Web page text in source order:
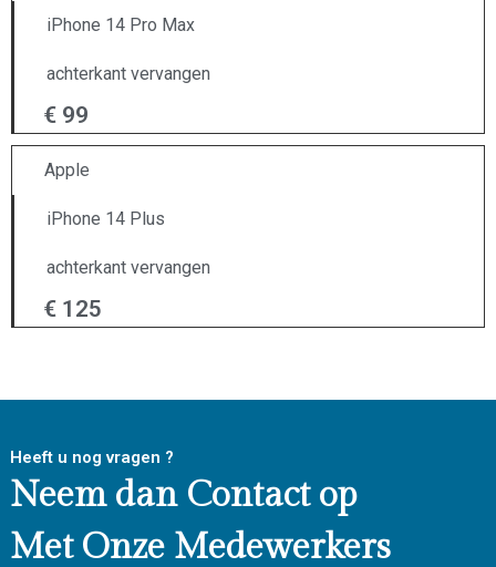
iPhone 14 Pro Max
achterkant vervangen
€ 99
Apple
iPhone 14 Plus
achterkant vervangen
€ 125
Heeft u nog vragen ?
Neem dan Contact op
Met Onze Medewerkers